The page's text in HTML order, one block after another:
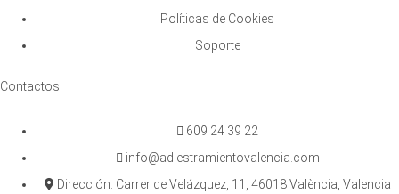
Políticas de Cookies
Soporte
Contactos
609 24 39 22
info@adiestramientovalencia.com
Dirección: Carrer de Velázquez, 11, 46018 València, Valencia